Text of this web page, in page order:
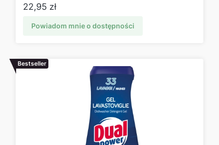
Cena
22,95 zł
Powiadom mnie o dostępności
Bestseller